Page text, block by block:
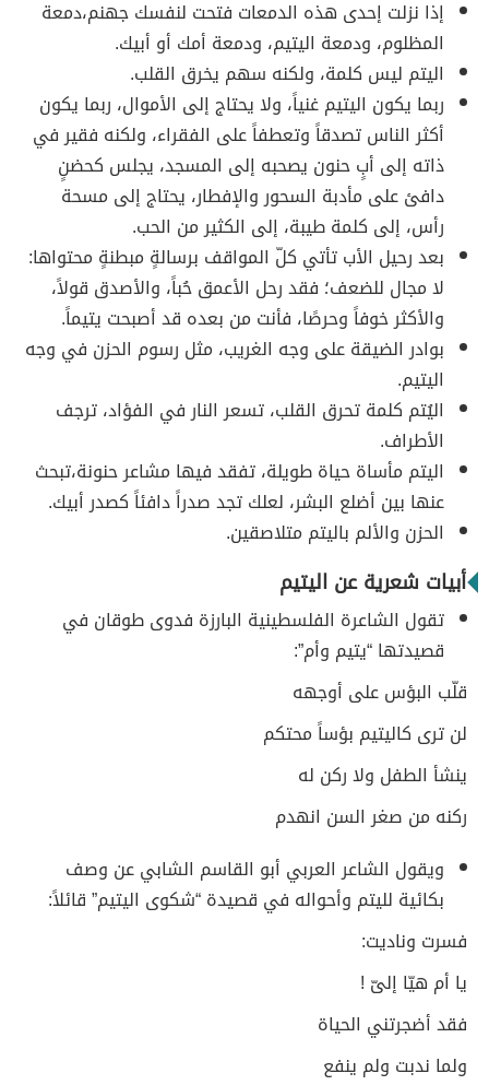
إذا نزلت إحدى هذه الدمعات فتحت لنفسك جهنم،دمعة
المظلوم، ودمعة اليتيم، ودمعة أمك أو أبيك.
اليتم ليس كلمة، ولكنه سهم يخرق القلب.
ربما يكون اليتيم غنياً، ولا يحتاج إلى الأموال، ربما يكون
أكثر الناس تصدقاً وتعطفاً على الفقراء، ولكنه فقير في
ذاته إلى أبٍ حنون يصحبه إلى المسجد، يجلس كحضنٍ
دافئ على مأدبة السحور والإفطار، يحتاج إلى مسحة
رأس، إلى كلمة طيبة، إلى الكثير من الحب.
بعد رحيل الأب تأتي كلّ المواقف برسالةٍ مبطنةٍ محتواها:
لا مجال للضعف؛ فقد رحل الأعمق حُباً، والأصدق قولاً،
والأكثر خوفاً وحرصًا، فأنت من بعده قد أصبحت يتيماً.
بوادر الضيقة على وجه الغريب، مثل رسوم الحزن في وجه
اليتيم.
اليُتم كلمة تحرق القلب، تسعر النار في الفؤاد، ترجف
الأطراف.
اليتم مأساة حياة طويلة، تفقد فيها مشاعر حنونة،تبحث
عنها بين أضلع البشر، لعلك تجد صدراً دافئاً كصدر أبيك.
الحزن والألم باليتم متلاصقين.
أبيات شعرية عن اليتيم
تقول الشاعرة الفلسطينية البارزة فدوى طوقان في
قصيدتها “يتيم وأم”:
قلّب البؤس على أوجهه
لن ترى كاليتيم بؤساً محتكم
ينشأ الطفل ولا ركن له
ركنه من صغر السن انهدم
ويقول الشاعر العربي أبو القاسم الشابي عن وصف
بكائية لليتم وأحواله في قصيدة “شكوى اليتيم” قائلاً:
فسرت وناديت:
يا أم هيّا إلىّ !
فقد أضجرتني الحياة
ولما ندبت ولم ينفع